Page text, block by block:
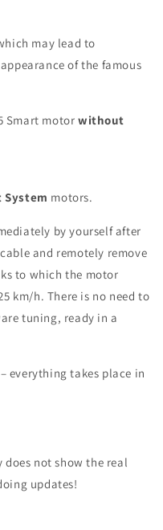
may lead to
of the famous
Smart motor without
System motors.
by yourself after
and remotely remove
to which the motor
km/h. There is no need to
tuning, ready in a
everything takes place in
not show the real
updates!